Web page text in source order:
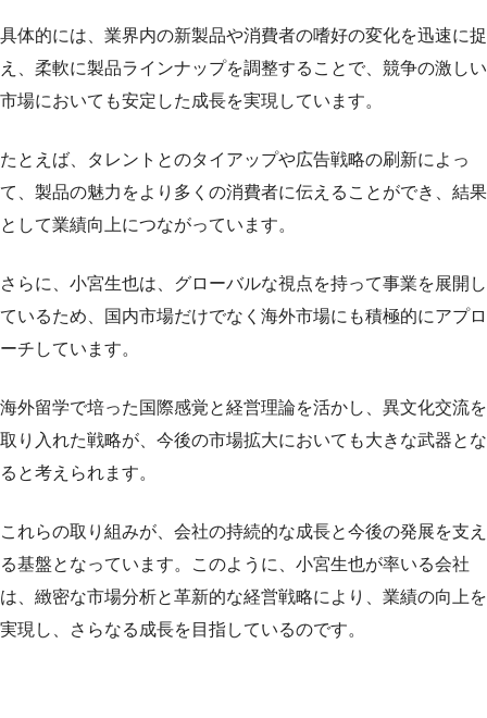
具体的には、業界内の新製品や消費者の嗜好の変化を迅速に捉
え、柔軟に製品ラインナップを調整することで、競争の激しい
市場においても安定した成長を実現しています。
たとえば、タレントとのタイアップや広告戦略の刷新によっ
て、製品の魅力をより多くの消費者に伝えることができ、結果
として業績向上につながっています。
さらに、小宮生也は、グローバルな視点を持って事業を展開し
ているため、国内市場だけでなく海外市場にも積極的にアプロ
ーチしています。
海外留学で培った国際感覚と経営理論を活かし、異文化交流を
取り入れた戦略が、今後の市場拡大においても大きな武器とな
ると考えられます。
これらの取り組みが、会社の持続的な成長と今後の発展を支え
る基盤となっています。このように、小宮生也が率いる会社
は、緻密な市場分析と革新的な経営戦略により、業績の向上を
実現し、さらなる成長を目指しているのです。